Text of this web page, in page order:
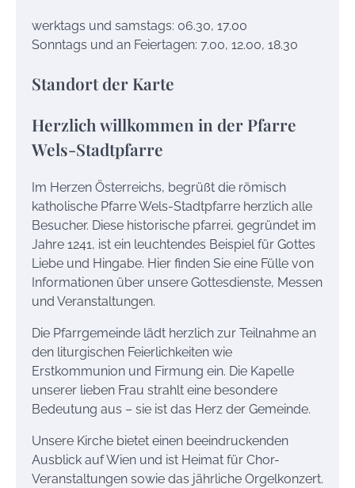
werktags und samstags: 06.30, 17.00
Sonntags und an Feiertagen: 7.00, 12.00, 18.30
Standort der Karte
Herzlich willkommen in der Pfarre
Wels-Stadtpfarre
Im Herzen Österreichs, begrüßt die römisch
katholische Pfarre Wels-Stadtpfarre herzlich alle
Besucher. Diese historische pfarrei, gegründet im
Jahre 1241, ist ein leuchtendes Beispiel für Gottes
Liebe und Hingabe. Hier finden Sie eine Fülle von
Informationen über unsere Gottesdienste, Messen
und Veranstaltungen.
Die Pfarrgemeinde lädt herzlich zur Teilnahme an
den liturgischen Feierlichkeiten wie
Erstkommunion und Firmung ein. Die Kapelle
unserer lieben Frau strahlt eine besondere
Bedeutung aus – sie ist das Herz der Gemeinde.
Unsere Kirche bietet einen beeindruckenden
Ausblick auf Wien und ist Heimat für Chor-
Veranstaltungen sowie das jährliche Orgelkonzert.